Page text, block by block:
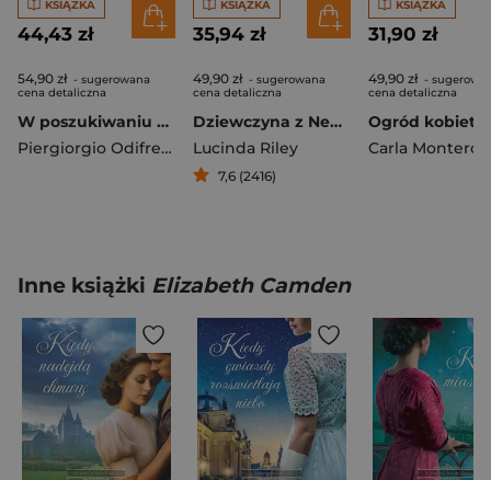
KSIĄŻKA
44,43 zł
54,90 zł - sugerowana
cena detaliczna
W poszukiwaniu prawdy
Piergiorgio Odifreddi
KSIĄŻKA
35,94 zł
49,90 zł - sugerowana
cena detaliczna
Dziewczyna z Neapolu
Lucinda Riley
7,6 (2416)
KSIĄŻKA
31,90 zł
49,90 zł -
cena detaliczna
Ogród kobiet
Carla Montero
Inne książki Elizabeth Camden